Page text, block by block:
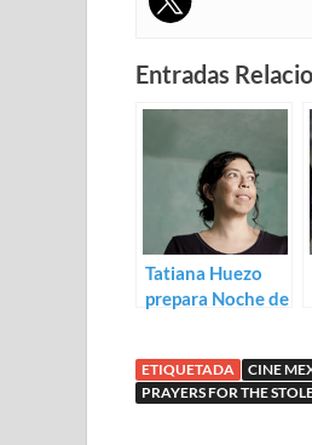
Entradas
Tatiana Huezo
prepara Noche de
ETIQUETADA CINE
PRAYERS FOR THE